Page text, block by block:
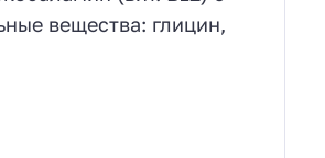
вещества: глицин,